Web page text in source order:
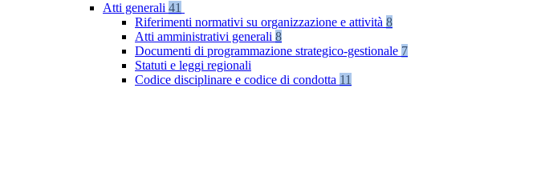
Atti generali 41
Riferimenti normativi su organizzazione e attività 8
Atti amministrativi generali 8
Documenti di programmazione strategico-gestionale 7
Statuti e leggi regionali
Codice disciplinare e codice di condotta 11